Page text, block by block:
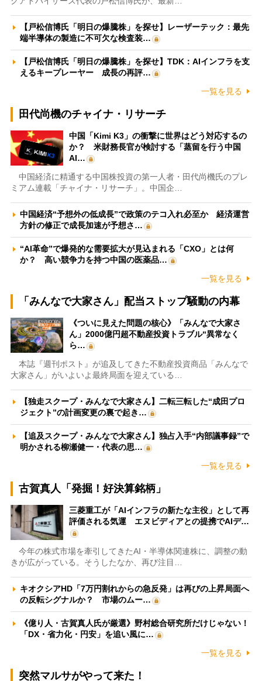
【戸松信博氏「明日の爆騰株」を探せ】レーザーテック：最先
端半導体の製造に不可欠な検査装…
【戸松信博氏「明日の爆騰株」を探せ】TDK：AIインフラを支
えるキープレーヤー 成長の再評…
一覧を見る
田代尚機のチャイナ・リサーチ
中国「Kimi K3」の衝撃に世界はどう対応するの
か？ 米財務長官が検討する「蒸留を行う中国
AI…
中国経済に精通する中国株投資の第一人者・田代尚機氏のプレ
ミアム連載「チャイナ・リサーチ」。中国企…
中国経済“予想外の低成長”で政策のテコ入れ必至か 経済運営
方針の修正で成長加速が予想さ…
“AI革命”で爆発的な需要拡大が見込まれる「CXO」とは何
か？ 高い競争力を持つ中国の医薬品…
一覧を見る
「みんなで大家さん」配当ストップ騒動の内幕
《ついに見えた問題の核心》「みんなで大家さ
ん」2000億円超不動産投資トラブル“異常なく
ら…
本誌『週刊ポスト』が追及してきた不動産投資商品「みんなで
大家さん」がいよいよ最終局面を迎えている…
【独走スクープ・みんなで大家さん】二転三転した“成田プロ
ジェクト”の計画変更の裏で起き…
【追及スクープ・みんなで大家さん】独占入手“内部議事録”で
明かされる柳瀬健一・代表の思…
一覧を見る
古賀真人「発掘！好決算銘柄」
三菱重工が「AIインフラの新たな主役」として再
評価される気運 エヌビディアとの提携でAIデ…
今年の株式市場を牽引してきたAI・半導体関連株に、調整の動
きが広がっている。そうしたなか、再び注目…
キオクシアHD「7万円割れからの急反発」は再びの上昇局面へ
の反転シグナルか？ 市場のムー…
《億り人・古賀真人氏が厳選》野村総合研究所だけじゃない！
「DX・省力化・円安」を追い風に…
一覧を見る
突然マルサがやって来た！